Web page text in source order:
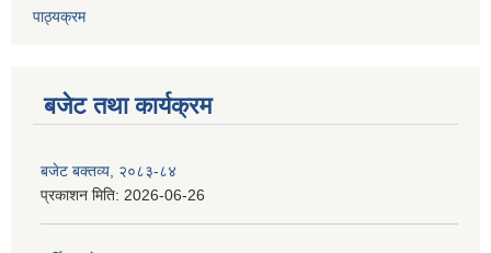
पाठ्यक्रम
बजेट तथा कार्यक्रम
बजेट बक्तव्य, २०८३-८४
प्रकाशन मिति: 2026-06-26